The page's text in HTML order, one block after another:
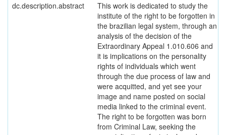
dc.description.abstract
This work is dedicated to study the
institute of the right to be forgotten in
the brazilian legal system, through an
analysis of the decision of the
Extraordinary Appeal 1.010.606 and
it is implications on the personality
rights of individuals which went
through the due process of law and
were acquitted, and yet see your
image and name posted on social
media linked to the criminal event.
The right to be forgotten was born
from Criminal Law, seeking the